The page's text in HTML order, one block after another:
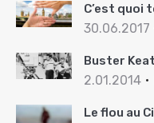
C’est quoi
30.06.2017
Buster
2.01.2014
Le flou au